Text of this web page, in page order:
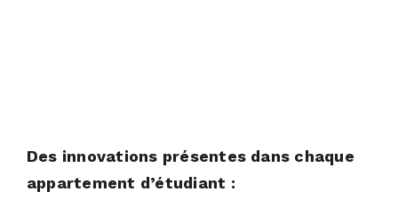
Des innovations présentes dans chaque
appartement d’étudiant :